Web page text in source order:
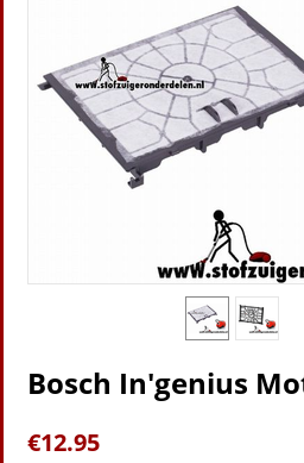
Bosch In'genius
€12.95